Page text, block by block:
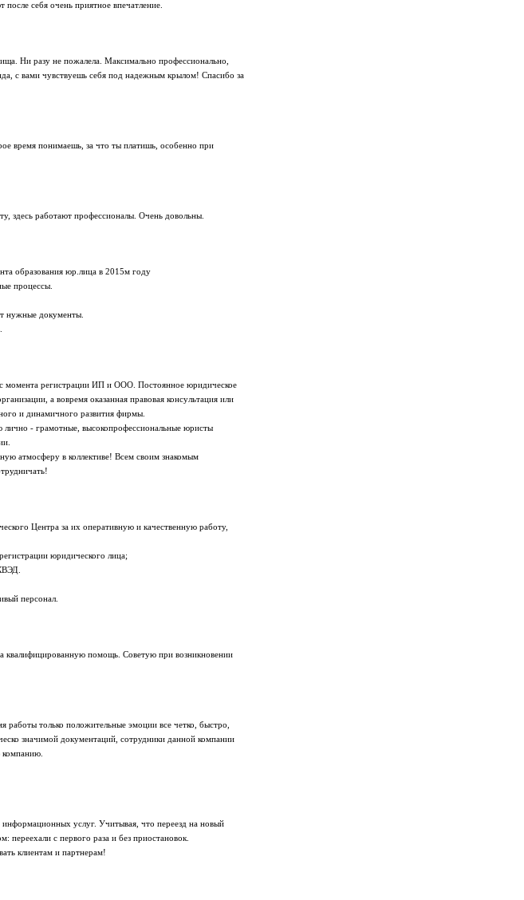
себя очень приятное впечатление.
Ни разу не пожалела. Максимально профессионально,
с вами чувствуешь себя под надежным крылом! Спасибо за
время понимаешь, за что ты платишь, особенно при
здесь работают профессионалы. Очень довольны.
образования юр.лица в 2015м году
процессы.
нужные документы.
момента регистрации ИП и ООО. Постоянное юридическое
а вовремя оказанная правовая консультация или
и динамичного развития фирмы.
- грамотные, высокопрофессиональные юристы
атмосферу в коллективе! Всем своим знакомым
Центра за их оперативную и качественную работу,
юридического лица;
персонал.
квалифицированную помощь. Советую при возникновении
только положительные эмоции все четко, быстро,
значимой документаций, сотрудники данной компании
услуг. Учитывая, что переезд на новый
переехали с первого раза и без приостановок.
клиентам и партнерам!